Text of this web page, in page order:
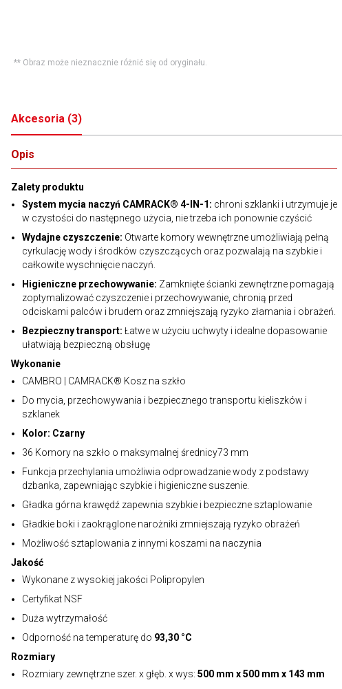
** Obraz może nieznacznie różnić się od oryginału.
Akcesoria (3)
Opis
Zalety produktu
System mycia naczyń CAMRACK® 4-IN-1: chroni szklanki i utrzymuje je
w czystości do następnego użycia, nie trzeba ich ponownie czyścić
Wydajne czyszczenie: Otwarte komory wewnętrzne umożliwiają pełną
cyrkulację wody i środków czyszczących oraz pozwalają na szybkie i
całkowite wyschnięcie naczyń.
Higieniczne przechowywanie: Zamknięte ścianki zewnętrzne pomagają
zoptymalizować czyszczenie i przechowywanie, chronią przed
odciskami palców i brudem oraz zmniejszają ryzyko złamania i obrażeń.
Bezpieczny transport: Łatwe w użyciu uchwyty i idealne dopasowanie
ułatwiają bezpieczną obsługę
Wykonanie
CAMBRO | CAMRACK® Kosz na szkło
Do mycia, przechowywania i bezpiecznego transportu kieliszków i
szklanek
Kolor: Czarny
36 Komory na szkło o maksymalnej średnicy73 mm
Funkcja przechylania umożliwia odprowadzanie wody z podstawy
dzbanka, zapewniając szybkie i higieniczne suszenie.
Gładka górna krawędź zapewnia szybkie i bezpieczne sztaplowanie
Gładkie boki i zaokrąglone narożniki zmniejszają ryzyko obrażeń
Możliwość sztaplowania z innymi koszami na naczynia
Jakość
Wykonane z wysokiej jakości Polipropylen
Certyfikat NSF
Duża wytrzymałość
Odporność na temperaturę do 93,30 °C
Rozmiary
Rozmiary zewnętrzne szer. x głęb. x wys: 500 mm x 500 mm x 143 mm